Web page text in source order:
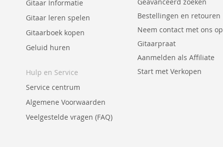
Gitaar Informatie
Gitaar leren spelen
Gitaarboek kopen
Geluid huren
Hulp en Service
Service centrum
Algemene Voorwaarden
Veelgestelde vragen (FAQ)
Bestellingen en retouren
Neem contact met ons op
Gitaarpraat
Aanmelden als Affiliate
Start met Verkopen